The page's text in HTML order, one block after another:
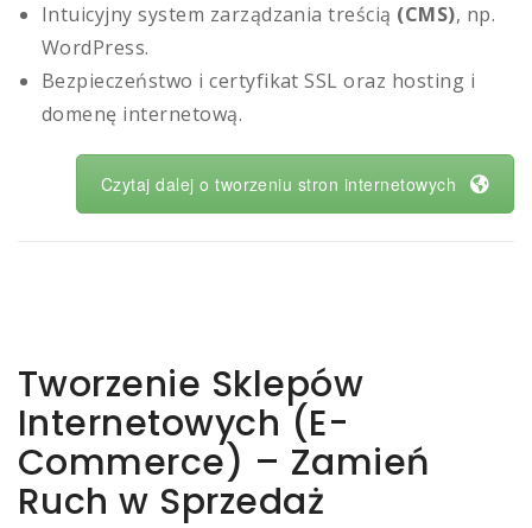
Intuicyjny system zarządzania treścią (CMS), np.
WordPress.
Bezpieczeństwo i certyfikat SSL oraz hosting i
domenę internetową.
Czytaj dalej o tworzeniu stron internetowych
Tworzenie Sklepów
Internetowych (E-
Commerce) – Zamień
Ruch w Sprzedaż